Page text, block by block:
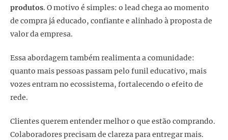
produtos. O motivo é simples: o lead chega ao momento
de compra já educado, confiante e alinhado à proposta de
valor da empresa.
Essa abordagem também realimenta a comunidade:
quanto mais pessoas passam pelo funil educativo, mais
vozes entram no ecossistema, fortalecendo o efeito de
rede.
Clientes querem entender melhor o que estão comprando.
Colaboradores precisam de clareza para entregar mais.